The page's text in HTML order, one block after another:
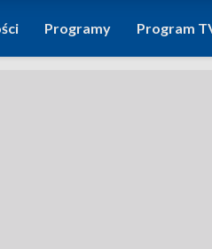
Programy Program